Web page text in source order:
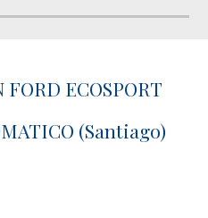
FORD ECOSPORT
(Santiago)